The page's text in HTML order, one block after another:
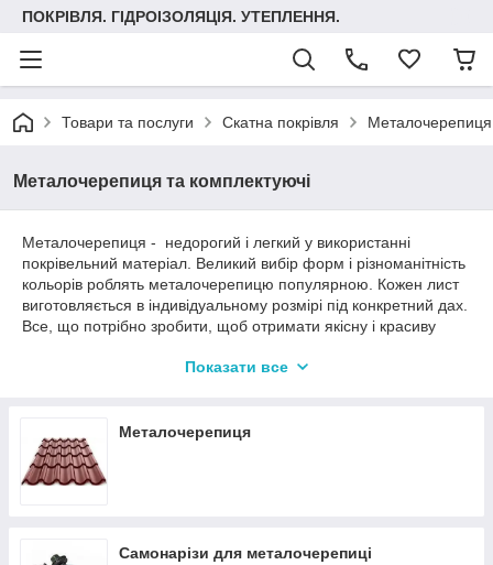
ПОКРІВЛЯ. ГІДРОІЗОЛЯЦІЯ. УТЕПЛЕННЯ.
Товари та послуги Скатна покрівля Металочерепиця
Металочерепиця та комплектуючі
Металочерепиця - недорогий і легкий у використанні
покрівельний матеріал. Великий вибір форм і різноманітність
кольорів роблять металочерепицю популярною. Кожен лист
виготовляється в індивідуальному розмірі під конкретний дах.
Все, що потрібно зробити, щоб отримати якісну і красиву
зробимо розрахунок необхідної кількості та зрабимо проект
Києві чи області, ми приїдемо самі і знімемо розміри з готової
кроквяної системи та зробимо усі необхідні розрахунки.
Показати все
Металочерепиця
Самонарізи для металочерепиці